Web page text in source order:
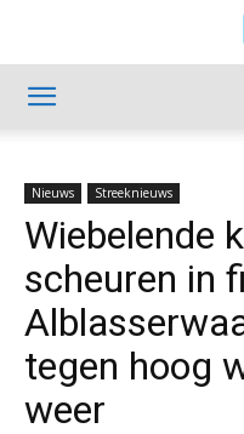
Nieuws Streeknieuws
Wiebelende
scheuren in
tegen hoog
weer